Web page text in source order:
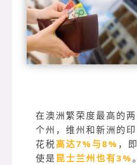
在澳洲繁荣度最高的两
个州，维州和新洲的印
花税高达7%与8% ，即
使是 昆士兰州也有3%。